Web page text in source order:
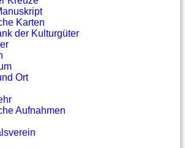
Karten
der Kulturgüter
Ort
Aufnahmen